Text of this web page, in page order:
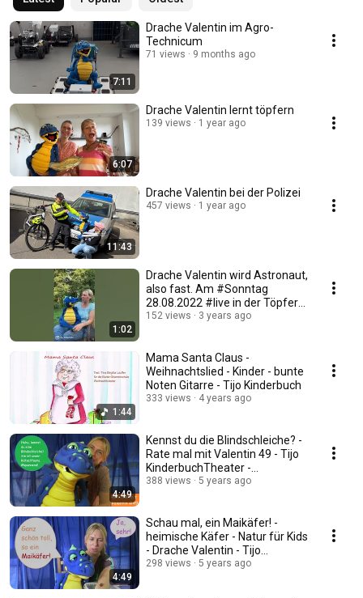
7:11
Drache Valentin im Agro-
Technicum
71 views 9 months ago
6:07
Drache Valentin lernt töpfern
139 views 1 year ago
11:43
Drache Valentin bei der Polizei
457 views 1 year ago
1:02
Drache Valentin wird Astronaut,
also fast. Am #Sonntag
28.08.2022 #live in der Töpferei
Niehenke
152 views 3 years ago
1:44
Mama Santa Claus -
Weihnachtslied - Kinder - bunte
Noten Gitarre - Tijo Kinderbuch
333 views 4 years ago
4:49
Kennst du die Blindschleiche? -
Rate mal mit Valentin 49 - Tijo
KinderbuchTheater -
bauchreden
388 views 5 years ago
4:49
Schau mal, ein Maikäfer! -
heimische Käfer - Natur für Kids
- Drache Valentin - Tijo
Kinderbuch
298 views 5 years ago